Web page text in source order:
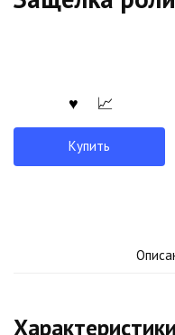
Купить
Характеристики